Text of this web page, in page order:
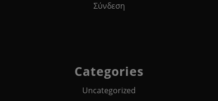
Σύνδεση
Categories
Uncategorized